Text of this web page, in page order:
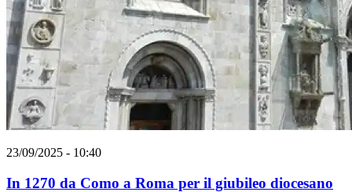
23/09/2025 - 10:40
In 1270 da Como a Roma per il giubileo diocesano